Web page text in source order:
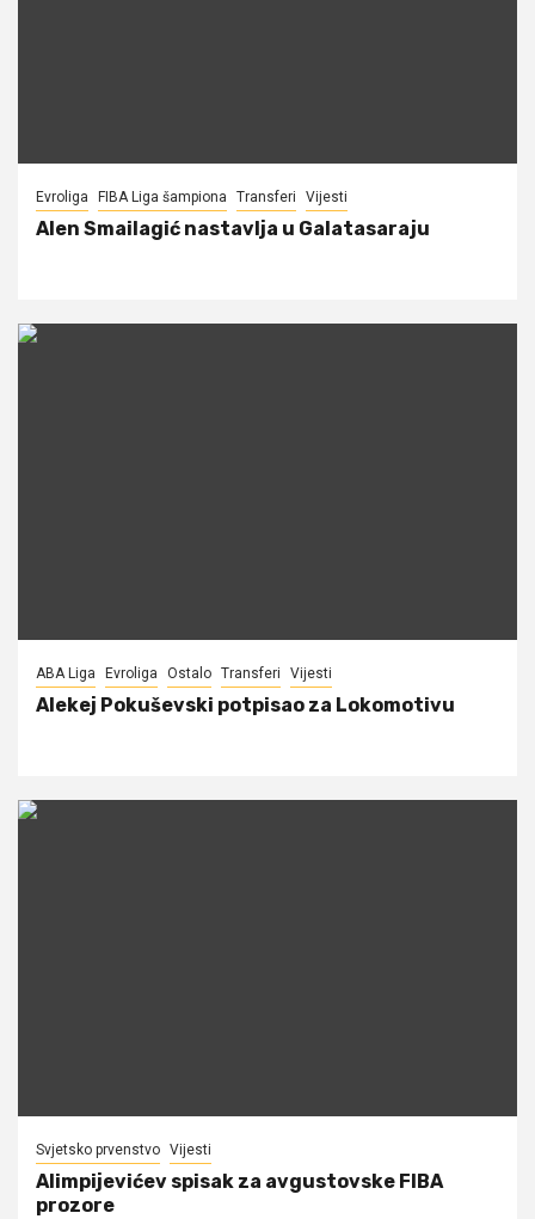
Evroliga FIBA Liga šampiona Transferi Vijesti
Alen Smailagić nastavlja u Galatasaraju
ABA Liga Evroliga Ostalo Transferi Vijesti
Alekej Pokuševski potpisao za Lokomotivu
Svjetsko prvenstvo Vijesti
Alimpijevićev spisak za avgustovske FIBA
prozore